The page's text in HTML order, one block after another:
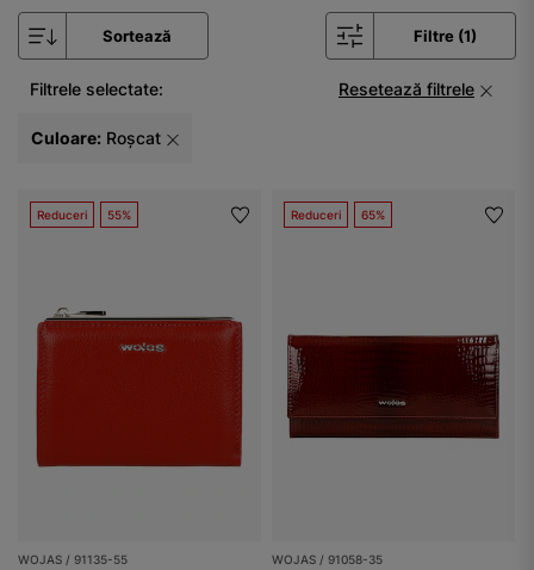
Sortează Filtre (1)
Filtrele selectate: Resetează filtrele
Culoare: Roșcat
Reduceri 55%
WOJAS / 91135-55
Reduceri 65%
WOJAS / 91058-35